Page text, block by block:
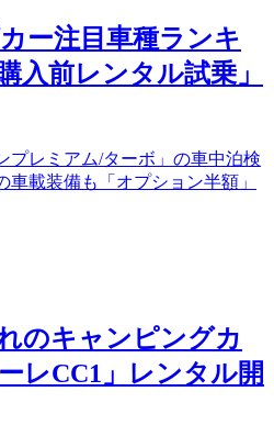
ー注目車種ランキ
入前レンタル試乗」
プレミアム/ターボ」の車中泊検
車載装備も「オプション半額」
のキャンピングカ
レCC1」レンタル開